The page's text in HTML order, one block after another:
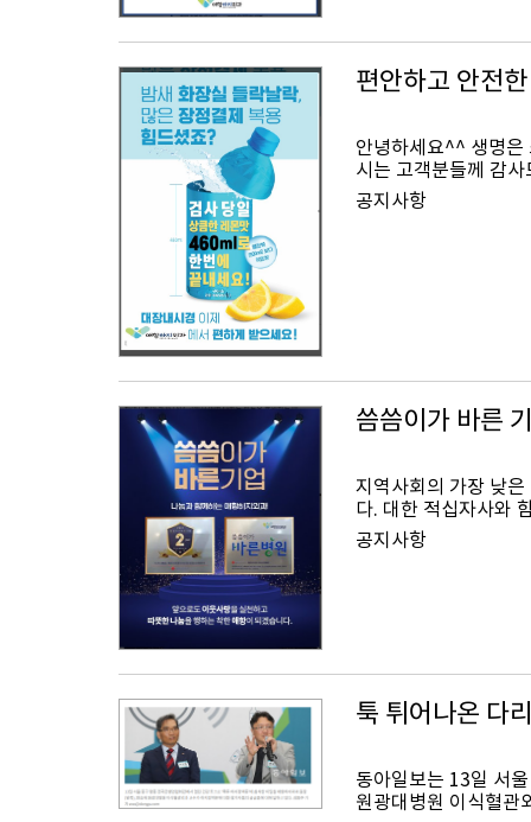
편안하고 안전
안녕하세요^^ 생명은
시는 고객분들께 감
공지사항
씀씀이가 바른
지역사회의 가장 낮
다. 대한 적십자사와
공지사항
툭 튀어나온 다
동아일보는 13일 서
원광대병원 이식혈관